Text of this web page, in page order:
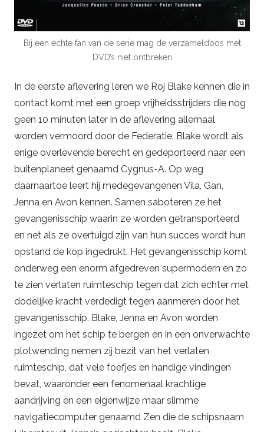
Bij een echte fan van de serie mag de verzameldoos met
DVD’s niet ontbreken
In de eerste aflevering leren we Roj Blake kennen die in
contact komt met een groep vrijheidsstrijders die nog
geen 10 minuten later in de aflevering allemaal
worden vermoord door de Federatie. Blake wordt als
enige overlevende berecht en gedeporteerd naar een
buitenplaneet genaamd Cygnus-A. Op weg
daarnaartoe leert hij medegevangenen Vila, Gan,
Jenna en Avon kennen. Samen saboteren ze het
gevangenisschip waarin ze worden getransporteerd
en net als ze overtuigd zijn van hun succes wordt hun
opstand de kop ingedrukt. Het gevangenisschip komt
onderweg een enorm afgedreven supermodern en zo
te zien verlaten ruimteschip tegen dat zich echter met
dodelijke kracht verdedigt tegen aanmeren door het
gevangenisschip. Blake, Jenna en Avon worden
ingezet om het schip te bergen en in een onverwachte
plotwending nemen zij bezit van het verlaten
ruimteschip, dat vele foefjes en handige vindingen
bevat, waaronder een fenomenaal krachtige
aandrijving en een eigenwijze maar slimme
navigatiecomputer genaamd Zen die de schipsnaam